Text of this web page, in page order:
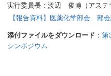
実行委員長：渡辺 俊博（アステ
【報告資料】医薬化学部会 部会
添付ファイルをダウンロード ： 第
シンポジウム